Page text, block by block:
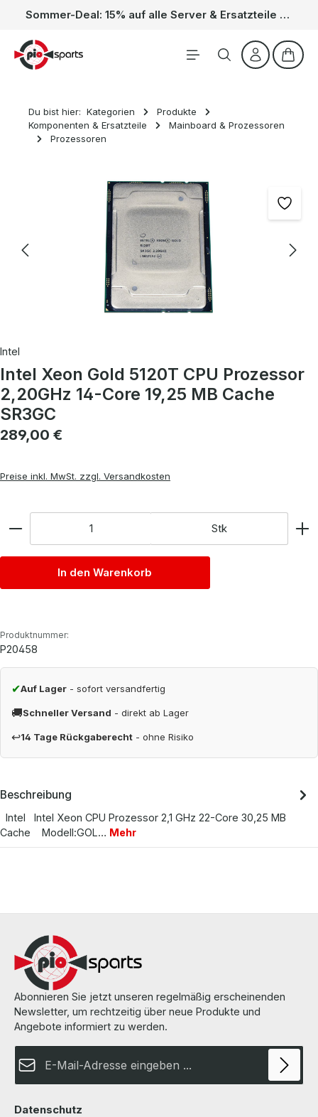
Zum Hauptinhalt springen Sommer-Deal: 15% auf alle Server & Ersatzteile – Kein Code nötig, der Rabatt wird automatisch im Warenkorb abgezogen. Gültig vom 01.06. bis 31.08.
Du bist hier: Kategorien
Produkte
Komponenten & Ersatzteile
Mainboard & Prozessoren
Prozessoren
Intel
Intel Xeon Gold 5120T CPU Prozessor
2,20GHz 14-Core 19,25 MB Cache
SR3GC
Regulärer Preis:
289,00 €
Preise inkl. MwSt. zzgl. Versandkosten
Stk
In den Warenkorb
Produktnummer:
P20458
✔Auf Lager - sofort versandfertig
🚚Schneller Versand - direkt ab Lager
↩14 Tage Rückgaberecht - ohne Risiko
Beschreibung
Intel Intel Xeon CPU Prozessor 2,1 GHz 22-Core 30,25 MB
Cache Modell:GOL… Mehr
Abonnieren Sie jetzt unseren regelmäßig erscheinenden
Newsletter, um rechtzeitig über neue Produkte und
Angebote informiert zu werden.
Datenschutz